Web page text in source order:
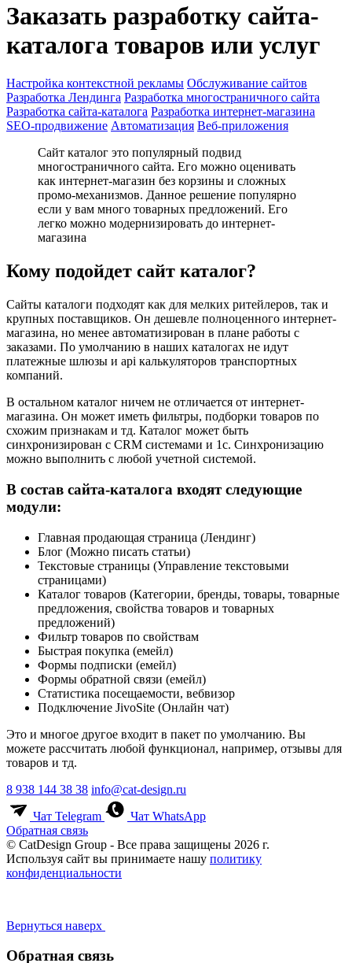
Заказать разработку сайта-
каталога товаров или услуг
Настройка контекстной рекламы Обслуживание сайтов
Разработка Лендинга Разработка многостраничного сайта
Разработка сайта-каталога Разработка интернет-магазина
SEO-продвижение Автоматизация Веб-приложения
Сайт каталог это популярный подвид
многостраничного сайта. Его можно оценивать
как интернет-магазин без корзины и сложных
промо-механизмов. Данное решение популярно
если у вам много товарных предложений. Его
легко можно модернизировать до интернет-
магазина
Кому подойдет сайт каталог?
Сайты каталоги подходят как для мелких ритейлеров, так и
крупных поставщиков. Он дешевле полноценного интернет-
магазина, но менее автоматизирован в плане работы с
заказами. По умолчанию в наших каталогах не идут
платежные шлюзы и api калькуляторов транспортных
компаний.
В остальном каталог ничем не отличается от интернет-
магазина. Он может иметь фильтры, подборки товаров по
схожим признакам и тд. Каталог может быть
синхронизирован с CRM системами и 1c. Синхронизацию
можно выполнить с любой учетной системой.
В состав сайта-каталога входят следующие
модули:
Главная продающая страница (Лендинг)
Блог (Можно писать статьи)
Текстовые страницы (Управление текстовыми
страницами)
Каталог товаров (Категории, бренды, товары, товарные
предложения, свойства товаров и товарных
предложений)
Фильтр товаров по свойствам
Быстрая покупка (емейл)
Формы подписки (емейл)
Формы обратной связи (емейл)
Статистика посещаемости, вебвизор
Подключение JivoSite (Онлайн чат)
Это и многое другое входит в пакет по умолчанию. Вы
можете рассчитать любой функционал, например, отзывы для
товаров и тд.
8 938 144 38 38 info@cat-design.ru
Чат Telegram
Чат WhatsApp
Обратная связь
© CatDesign Group - Все права защищены 2026 г.
Используя сайт вы принимаете нашу политику
конфиденциальности
Вернуться наверх
Обратная связь